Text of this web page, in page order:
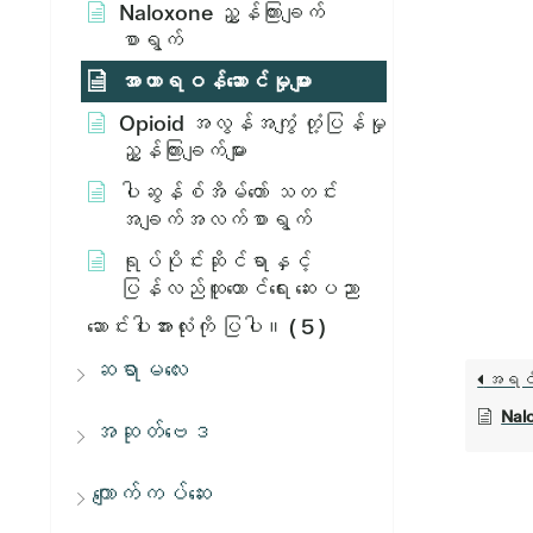
Naloxone ညွှန်ကြားချက်
စာရွက်
အာဟာရဝန်ဆောင်မှုများ
Opioid အလွန်အကျွံ တုံ့ပြန်မှု
ညွှန်ကြားချက်များ
ပါဆွန်စ်အိမ်တော် သတင်း
အချက်အလက်စာရွက်
ရုပ်ပိုင်းဆိုင်ရာနှင့်
ပြန်လည်ထူထောင်ရေး ဆေးပညာ
ဆောင်းပါးအားလုံးကို ပြပါ။ ( 5 )
ဆရာမလေး
အဆုတ်ဗေဒ
ကျောက်ကပ်ဆေး
အရ